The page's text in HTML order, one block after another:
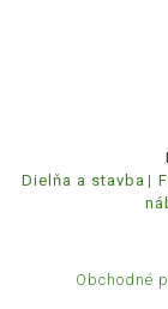
Dielňa a stavba
Obchodné